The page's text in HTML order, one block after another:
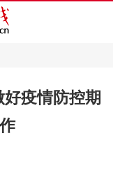
疫情防控期